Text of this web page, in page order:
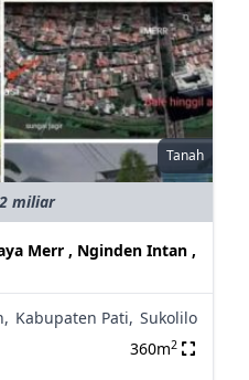
Tanah
miliar
Merr , Nginden Intan ,
Kabupaten Pati, Sukolilo
360m2